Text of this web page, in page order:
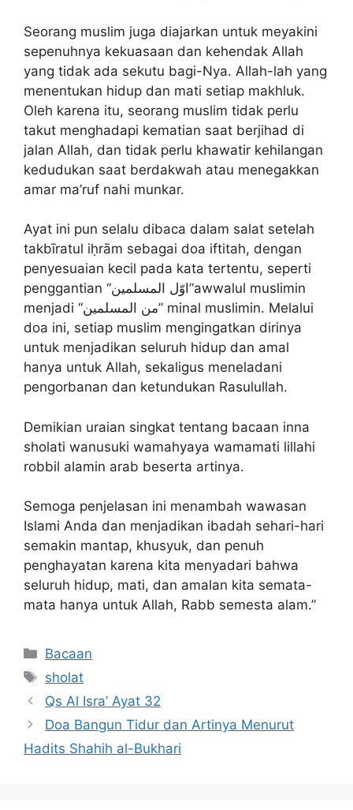
Seorang muslim juga diajarkan untuk meyakini
sepenuhnya kekuasaan dan kehendak Allah
yang tidak ada sekutu bagi-Nya. Allah-lah yang
menentukan hidup dan mati setiap makhluk.
Oleh karena itu, seorang muslim tidak perlu
takut menghadapi kematian saat berjihad di
jalan Allah, dan tidak perlu khawatir kehilangan
kedudukan saat berdakwah atau menegakkan
amar ma’ruf nahi munkar.
Ayat ini pun selalu dibaca dalam salat setelah
takbīratul iḥrām sebagai doa iftitah, dengan
penyesuaian kecil pada kata tertentu, seperti
penggantian “اوّل المسلمين”awwalul muslimin
menjadi “من المسلمين” minal muslimin. Melalui
doa ini, setiap muslim mengingatkan dirinya
untuk menjadikan seluruh hidup dan amal
hanya untuk Allah, sekaligus meneladani
pengorbanan dan ketundukan Rasulullah.
Demikian uraian singkat tentang bacaan inna
sholati wanusuki wamahyaya wamamati lillahi
robbil alamin arab beserta artinya.
Semoga penjelasan ini menambah wawasan
Islami Anda dan menjadikan ibadah sehari-hari
semakin mantap, khusyuk, dan penuh
penghayatan karena kita menyadari bahwa
seluruh hidup, mati, dan amalan kita semata-
mata hanya untuk Allah, Rabb semesta alam.”
Kategori
Bacaan
Tag
sholat
Qs Al Isra’ Ayat 32
Doa Bangun Tidur dan Artinya Menurut
Hadits Shahih al-Bukhari